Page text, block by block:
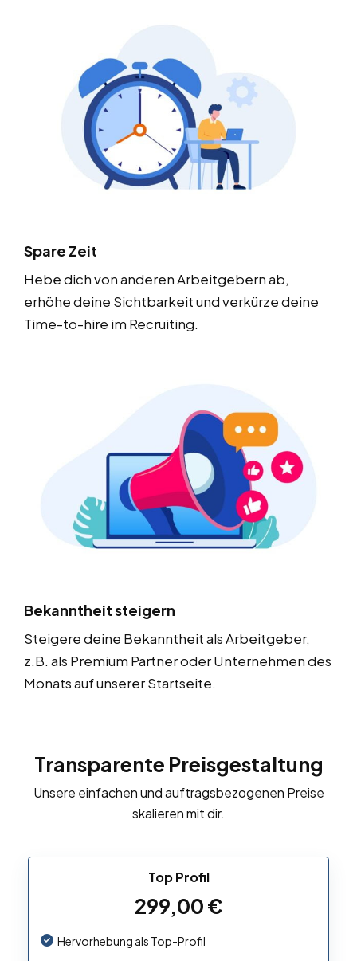
Spare Zeit
Hebe dich von anderen Arbeitgebern ab,
erhöhe deine Sichtbarkeit und verkürze deine
Time-to-hire im Recruiting.
Bekanntheit steigern
Steigere deine Bekanntheit als Arbeitgeber,
z.B. als Premium Partner oder Unternehmen des
Monats auf unserer Startseite.
Transparente Preisgestaltung
Unsere einfachen und auftragsbezogenen Preise
skalieren mit dir.
Top Profil
299,00€
Hervorhebung als Top-Profil